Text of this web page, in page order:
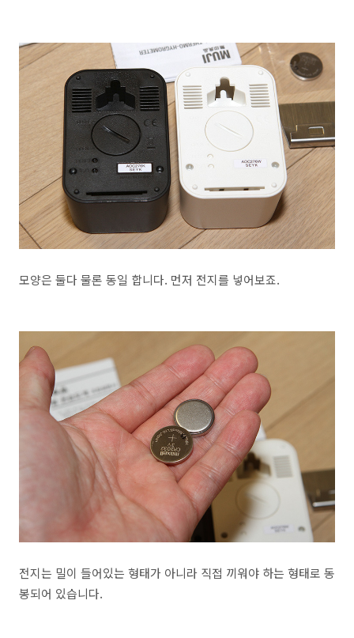
모양은 둘다 물론 동일 합니다. 먼저 전지를 넣어보죠.
전지는 밀이 들어있는 형태가 아니라 직접 끼워야 하는 형태로 동
봉되어 있습니다.